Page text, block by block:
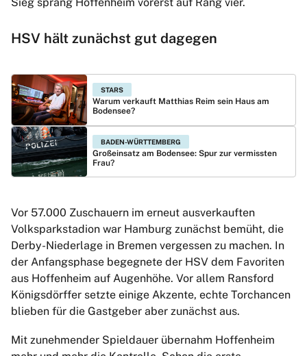
Sieg sprang Hoffenheim vorerst auf Rang vier.
HSV hält zunächst gut dagegen
STARS
Warum verkauft Matthias Reim sein Haus am
Bodensee?
BADEN-WÜRTTEMBERG
Großeinsatz am Bodensee: Spur zur vermissten
Frau?
Vor 57.000 Zuschauern im erneut ausverkauften
Volksparkstadion war Hamburg zunächst bemüht, die
Derby-Niederlage in Bremen vergessen zu machen. In
der Anfangsphase begegnete der HSV dem Favoriten
aus Hoffenheim auf Augenhöhe. Vor allem Ransford
Königsdörffer setzte einige Akzente, echte Torchancen
blieben für die Gastgeber aber zunächst aus.
Mit zunehmender Spieldauer übernahm Hoffenheim